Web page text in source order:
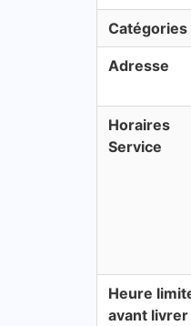
Catégories
Adresse
Horaires
Service
Heure
avant livrer